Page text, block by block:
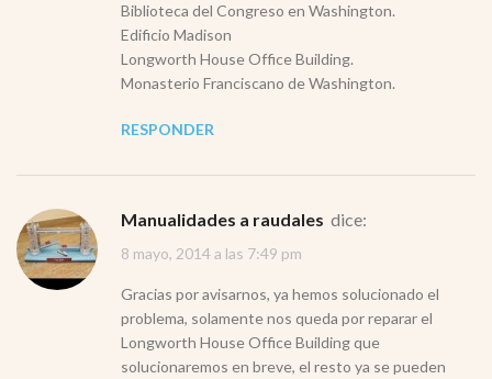
Biblioteca del Congreso en Washington.
Edificio Madison
Longworth House Office Building.
Monasterio Franciscano de Washington.
RESPONDER
Manualidades a raudales dice:
8 mayo, 2014 a las 7:49 pm
Gracias por avisarnos, ya hemos solucionado el
problema, solamente nos queda por reparar el
Longworth House Office Building que
solucionaremos en breve, el resto ya se pueden